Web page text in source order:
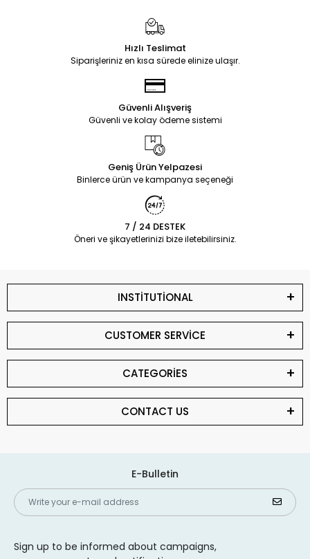
Hızlı Teslimat
Siparişleriniz en kısa sürede elinize ulaşır.
Güvenli Alışveriş
Güvenli ve kolay ödeme sistemi
Geniş Ürün Yelpazesi
Binlerce ürün ve kampanya seçeneği
7 / 24 DESTEK
Öneri ve şikayetlerinizi bize iletebilirsiniz.
INSTİTUTİONAL
CUSTOMER SERVİCE
CATEGORİES
CONTACT US
E-Bulletin
Sign up to be informed about campaigns,